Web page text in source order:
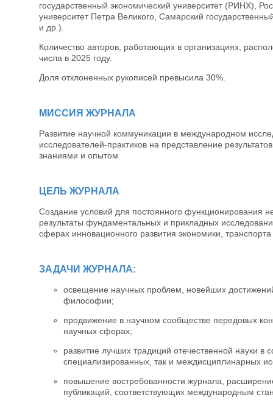
государственный экономический университет (РИНХ),
университет Петра Великого, Самарский
и др.).
Количество авторов, работающих в организациях,
числа в 2025 году.
Доля отклоненных рукописей превысила 30%.
МИССИЯ ЖУРНАЛА
Развитие научной коммуникации в международном
исследователей-практиков на представление
знаниями и опытом.
ЦЕЛЬ ЖУРНАЛА
Создание условий для постоянного функционирования
результаты фундаментальных и прикладных
сферах инновационного развития экономики,
ЗАДАЧИ ЖУРНАЛА:
освещение научных проблем, новейших
философии;
продвижение в научном сообществе передовых
научных сферах;
развитие лучших традиций отечественной науки
специализированных, так и междисциплинарных
повышение востребованности журнала,
публикаций, соответствующих международным